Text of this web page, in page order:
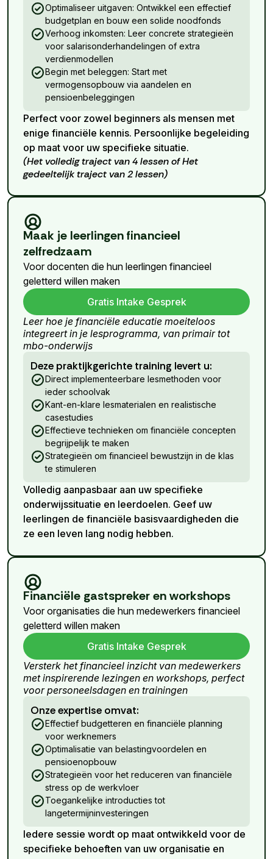
Optimaliseer uitgaven: Ontwikkel een effectief
budgetplan en bouw een solide noodfonds
Verhoog inkomsten: Leer concrete strategieën
voor salarisonderhandelingen of extra
verdienmodellen
Begin met beleggen: Start met
vermogensopbouw via aandelen en
pensioenbeleggingen
Perfect voor zowel beginners als mensen met
enige financiële kennis. Persoonlijke begeleiding
op maat voor uw specifieke situatie.
(Het volledig traject van 4 lessen of Het
gedeeltelijk traject van 2 lessen)
Maak je leerlingen financieel
zelfredzaam
Voor docenten die hun leerlingen financieel
geletterd willen maken
Gratis Intake Gesprek
Leer hoe je financiële educatie moeiteloos
integreert in je lesprogramma, van primair tot
mbo-onderwijs
Deze praktijkgerichte training levert u:
Direct implementeerbare lesmethoden voor
ieder schoolvak
Kant-en-klare lesmaterialen en realistische
casestudies
Effectieve technieken om financiële concepten
begrijpelijk te maken
Strategieën om financieel bewustzijn in de klas
te stimuleren
Volledig aanpasbaar aan uw specifieke
onderwijssituatie en leerdoelen. Geef uw
leerlingen de financiële basisvaardigheden die
ze een leven lang nodig hebben.
Financiële gastspreker en workshops
Voor organisaties die hun medewerkers financieel
geletterd willen maken
Gratis Intake Gesprek
Versterk het financieel inzicht van medewerkers
met inspirerende lezingen en workshops, perfect
voor personeelsdagen en trainingen
Onze expertise omvat:
Effectief budgetteren en financiële planning
voor werknemers
Optimalisatie van belastingvoordelen en
pensioenopbouw
Strategieën voor het reduceren van financiële
stress op de werkvloer
Toegankelijke introducties tot
langetermijninvesteringen
Iedere sessie wordt op maat ontwikkeld voor de
specifieke behoeften van uw organisatie en